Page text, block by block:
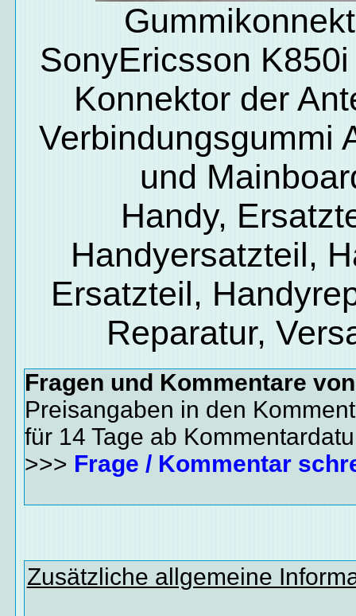
SonyEricsson
Konnektor der
Verbindungsgummi
und
Handy,
Handyersatzteil,
Ersatzteil,
Reparatur,
Fragen und Kommentare
Preisangaben in den
für 14 Tage ab
>>> Frage / Kommentar
Zusätzliche allgemeine